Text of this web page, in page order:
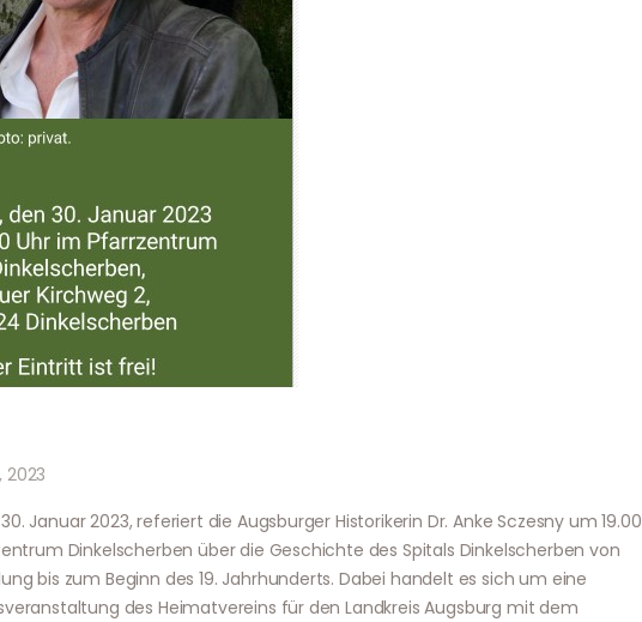
2023
Januar 2023, referiert die Augsburger Historikerin Dr. Anke Sczesny um 19.00
Dinkelscherben über die Geschichte des Spitals Dinkelscherben von
bis zum Beginn des 19. Jahrhunderts. Dabei handelt es sich um eine
des Heimatvereins für den Landkreis Augsburg mit dem